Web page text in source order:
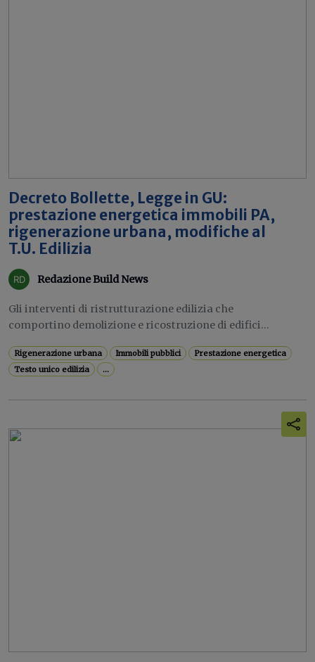
Decreto Bollette, Legge in GU:
prestazione energetica immobili PA,
rigenerazione urbana, modifiche al
T.U. Edilizia
Redazione Build News
Gli interventi di ristrutturazione edilizia che
comportino demolizione e ricostruzione di edifici...
Rigenerazione urbana Immobili pubblici
Prestazione energetica
Testo unico edilizia
...